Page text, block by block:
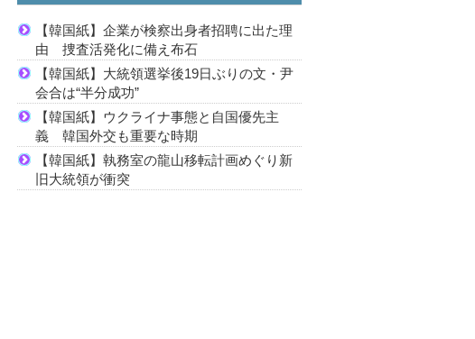
【韓国紙】企業が検察出身者招聘に出た理
由 捜査活発化に備え布石
【韓国紙】大統領選挙後19日ぶりの文・尹
会合は“半分成功”
【韓国紙】ウクライナ事態と自国優先主
義 韓国外交も重要な時期
【韓国紙】執務室の龍山移転計画めぐり新
旧大統領が衝突